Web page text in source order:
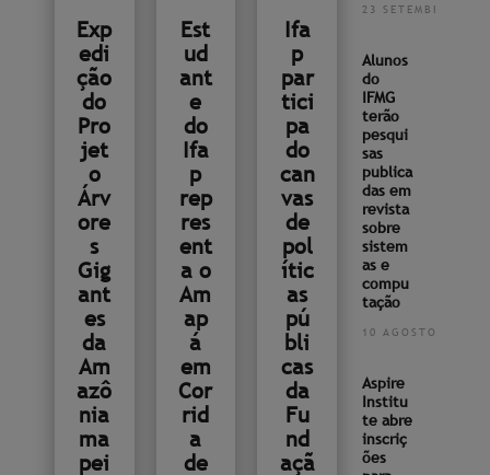
Exp
edi
ção
do
Pro
jet
o
Árv
ore
s
Gig
ant
es
da
Am
azô
nia
ma
pei
Est
ud
ant
e
do
Ifa
p
rep
res
ent
a o
Am
ap
á
em
Cor
rid
a
de
Ifa
p
par
tici
pa
do
can
vas
de
pol
ític
as
pú
bli
cas
da
Fu
nd
açã
23 SETEMBRO 2022
Alunos
do
IFMG
terão
pesqui
sas
publica
das em
revista
sobre
sistem
as e
compu
tação
10 AGOSTO 2022
Aspire
Institu
te abre
inscriç
ões